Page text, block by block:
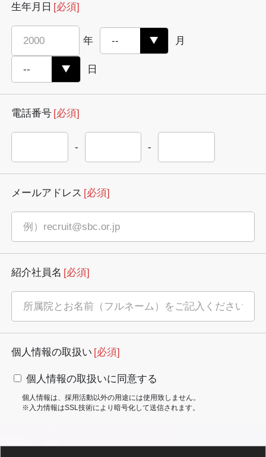
生年月日 [必須]
年 月
日
電話番号 [必須]
- -
メールアドレス [必須]
紹介社員名 [必須]
個人情報の取扱い [必須]
個人情報の取扱いに同意する
個人情報は、採用活動以外の用途には使用致しません。
※入力情報はSSL技術により暗号化して送信されます。